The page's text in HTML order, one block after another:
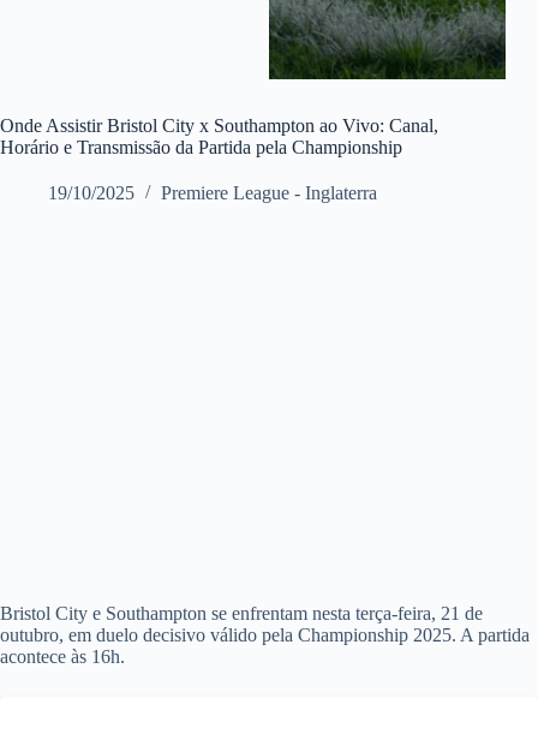
Onde Assistir Bristol City x Southampton ao Vivo: Canal,
Horário e Transmissão da Partida pela Championship
19/10/2025 Premiere League - Inglaterra
Bristol City e Southampton se enfrentam nesta terça-feira, 21 de
outubro, em duelo decisivo válido pela Championship 2025. A partida
acontece às 16h.